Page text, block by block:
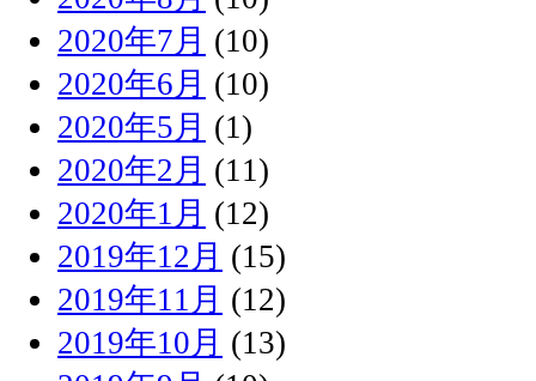
2020年7月 (10)
2020年6月 (10)
2020年5月 (1)
2020年2月 (11)
2020年1月 (12)
2019年12月 (15)
2019年11月 (12)
2019年10月 (13)